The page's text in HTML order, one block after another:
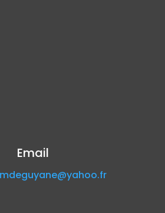
Email